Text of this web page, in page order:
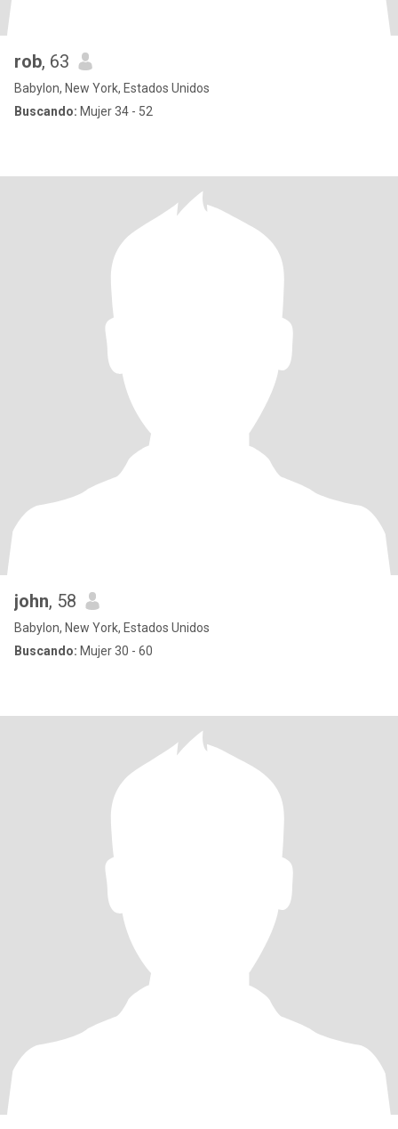
rob, 63
Babylon, New York, Estados Unidos
Buscando: Mujer 34 - 52
john, 58
Babylon, New York, Estados Unidos
Buscando: Mujer 30 - 60